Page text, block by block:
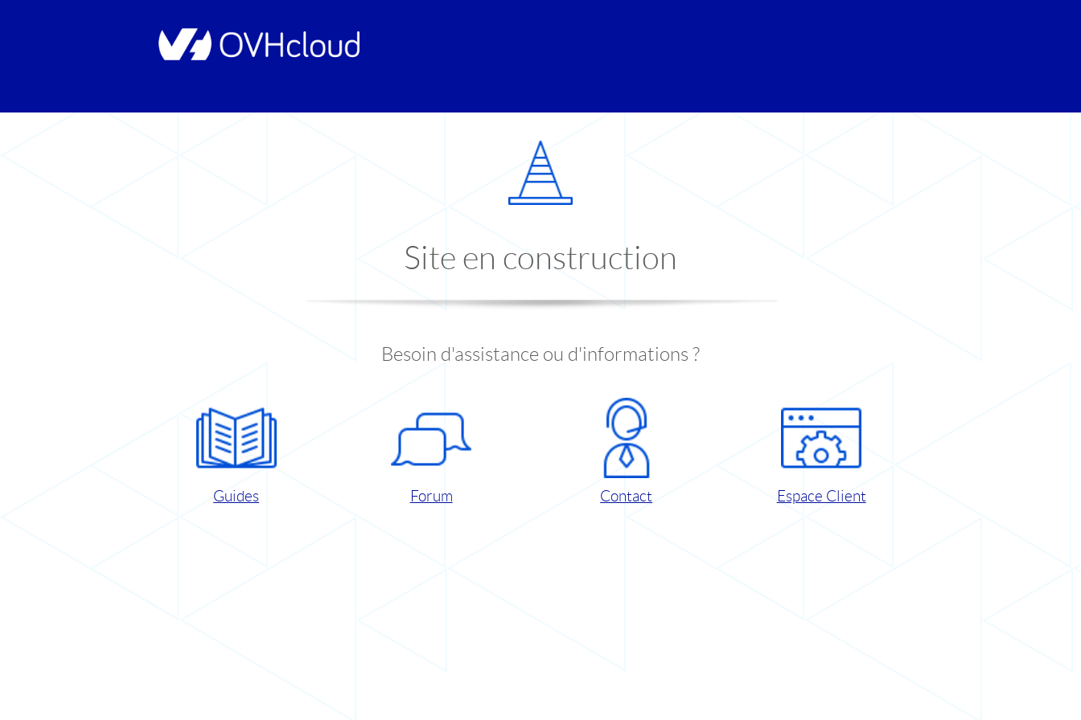
Site en construction
Besoin d'assistance ou d'informations ?
Guides Forum Contact Espace Client